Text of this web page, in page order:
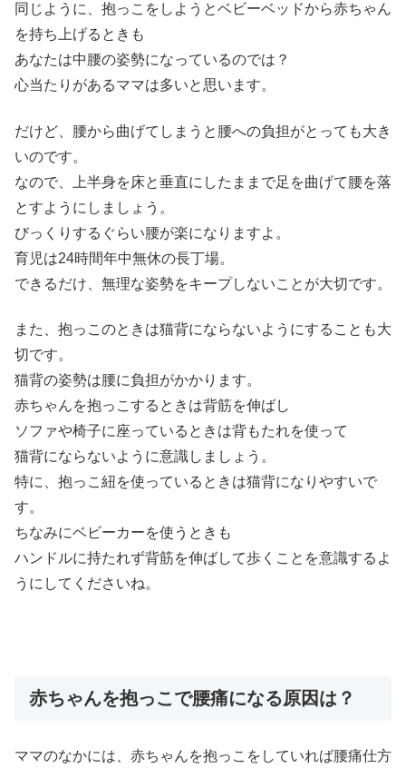
同じように、抱っこをしようとベビーベッドから赤ちゃん
を持ち上げるときも
あなたは中腰の姿勢になっているのでは？
心当たりがあるママは多いと思います。
だけど、腰から曲げてしまうと腰への負担がとっても大き
いのです。
なので、上半身を床と垂直にしたままで足を曲げて腰を落
とすようにしましょう。
びっくりするぐらい腰が楽になりますよ。
育児は24時間年中無休の長丁場。
できるだけ、無理な姿勢をキープしないことが大切です。
また、抱っこのときは猫背にならないようにすることも大
切です。
猫背の姿勢は腰に負担がかかります。
赤ちゃんを抱っこするときは背筋を伸ばし
ソファや椅子に座っているときは背もたれを使って
猫背にならないように意識しましょう。
特に、抱っこ紐を使っているときは猫背になりやすいで
す。
ちなみにベビーカーを使うときも
ハンドルに持たれず背筋を伸ばして歩くことを意識するよ
うにしてくださいね。
赤ちゃんを抱っこで腰痛になる原因は？
ママのなかには、赤ちゃんを抱っこをしていれば腰痛仕方